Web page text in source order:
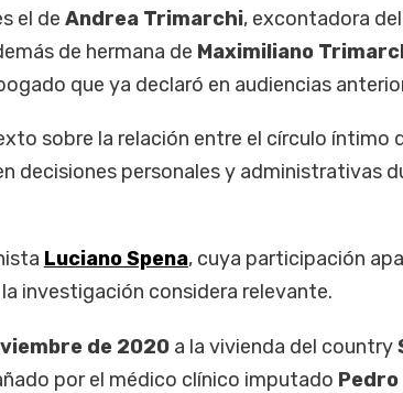
el de Andrea Trimarchi, excontadora del
de hermana de Maximiliano
que ya declaró en audiencias
sobre la relación entre el círculo íntimo
decisiones personales y administrativas
Luciano Spena, cuya participación
investigación considera relevante.
de 2020a la vivienda del country
por el médico clínico imputado Pedro